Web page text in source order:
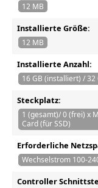
12 MB
Installierte Größe:
12 MB
Installierte Anzahl:
16 GB (installiert) / 32
Steckplatz:
1 (gesamt)/ 0 (frei) x
Card (für SSD)
Erforderliche
Wechselstrom 100-
Controller